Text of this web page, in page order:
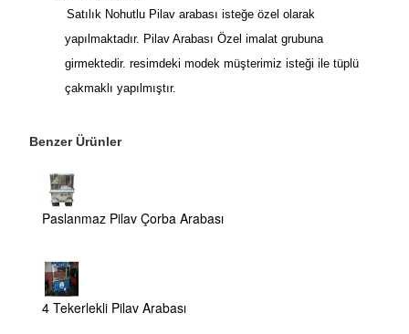
Satılık Nohutlu Pilav arabası isteğe özel olarak
yapılmaktadır. Pilav Arabası Özel imalat grubuna
girmektedir. resimdeki modek müşterimiz isteği ile tüplü
çakmaklı yapılmıştır.
Benzer Ürünler
Paslanmaz Pilav Çorba Arabası
4 Tekerlekli Pilav Arabası